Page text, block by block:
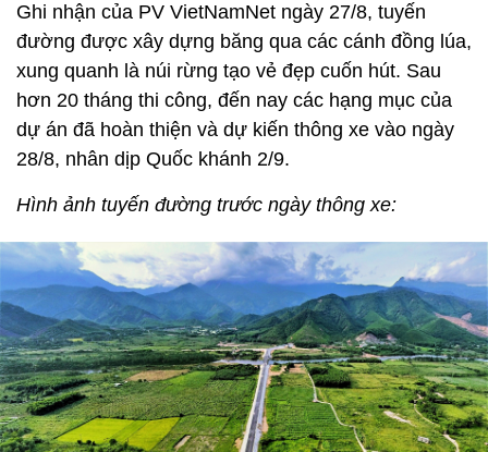
Ghi nhận của PV VietNamNet ngày 27/8, tuyến
đường được xây dựng băng qua các cánh đồng lúa,
xung quanh là núi rừng tạo vẻ đẹp cuốn hút. Sau
hơn 20 tháng thi công, đến nay các hạng mục của
dự án đã hoàn thiện và dự kiến thông xe vào ngày
28/8, nhân dịp Quốc khánh 2/9.
Hình ảnh tuyến đường trước ngày thông xe: